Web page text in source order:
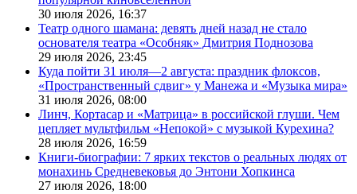
30 июля 2026, 16:37
Театр одного шамана: девять дней назад не стало
основателя театра «Особняк» Дмитрия Поднозова
29 июля 2026, 23:45
Куда пойти 31 июля—2 августа: праздник флоксов,
«Пространственный сдвиг» у Манежа и «Музыка мира»
31 июля 2026, 08:00
Линч, Кортасар и «Матрица» в российской глуши. Чем
цепляет мультфильм «Непокой» с музыкой Курехина?
28 июля 2026, 16:59
Книги-биографии: 7 ярких текстов о реальных людях от
монахинь Средневековья до Энтони Хопкинса
27 июля 2026, 18:00